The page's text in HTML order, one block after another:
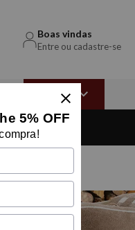
Boas vindas
Entre ou cadastre-se
OUTLET
5% OFF